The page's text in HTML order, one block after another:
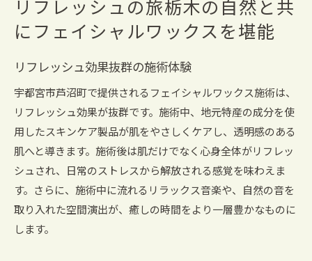
リフレッシュの旅栃木の自然と共
にフェイシャルワックスを堪能
リフレッシュ効果抜群の施術体験
宇都宮市芦沼町で提供されるフェイシャルワックス施術は、
リフレッシュ効果が抜群です。施術中、地元特産の成分を使
用したスキンケア製品が肌をやさしくケアし、透明感のある
肌へと導きます。施術後は肌だけでなく心身全体がリフレッ
シュされ、日常のストレスから解放される感覚を味わえま
す。さらに、施術中に流れるリラックス音楽や、自然の音を
取り入れた空間演出が、癒しの時間をより一層豊かなものに
します。